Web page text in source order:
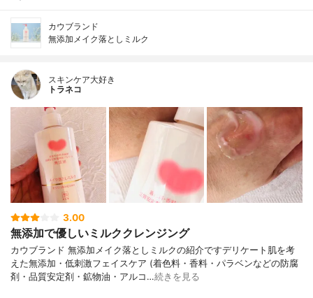
カウブランド
無添加メイク落としミルク
スキンケア大好き
トラネコ
3.00
無添加で優しいミルククレンジング
カウブランド 無添加メイク落としミルクの紹介ですデリケート肌を考
えた無添加・低刺激フェイスケア (着色料・香料・パラベンなどの防腐
剤・品質安定剤・鉱物油・アルコ…続きを見る